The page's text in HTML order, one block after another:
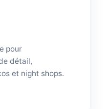
pour
détail,
et night shops.